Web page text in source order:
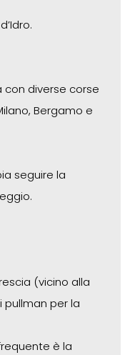
con diverse corse
Bergamo e
seguire la
(vicino alla
pullman per la
è la